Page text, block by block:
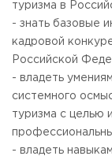
туризма в
- знать базовые
кадровой
Российской
- владеть
системного
туризма с целью
- владеть